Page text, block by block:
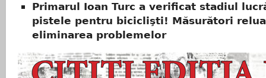
Primarul Ioan Turc a verificat stadiul
pistele pentru biciclişti! Măsurători
eliminarea problemelor